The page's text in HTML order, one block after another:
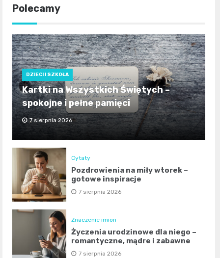
Polecamy
DZIECI I SZKOŁA
Kartki na Wszystkich Świętych –
spokojne i pełne pamięci
7 sierpnia 2026
Cytaty
Pozdrowienia na miły wtorek –
gotowe inspiracje
7 sierpnia 2026
Znaczenie imion
Życzenia urodzinowe dla niego –
romantyczne, mądre i zabawne
7 sierpnia 2026